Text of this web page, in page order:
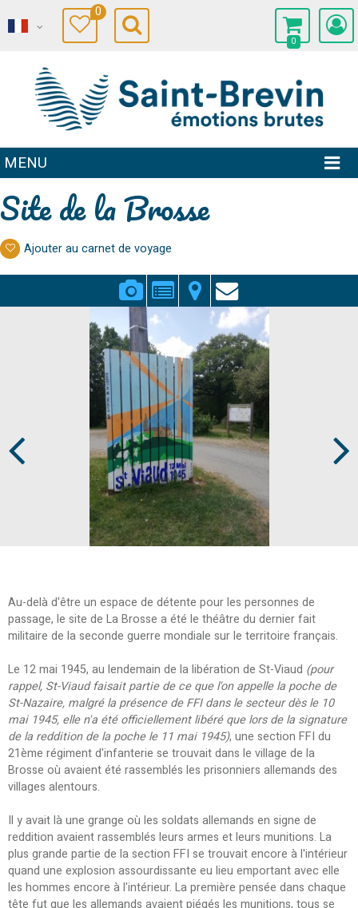
0
0
MENU
Site de la Brosse
Ajouter au carnet de voyage
Au-delà d'être un espace de détente pour les personnes de
passage, le site de La Brosse a été le théâtre du dernier fait
militaire de la seconde guerre mondiale sur le territoire français.
Le 12 mai 1945, au lendemain de la libération de St-Viaud (pour
rappel, St-Viaud faisait partie de ce que l'on appelle la poche de
St-Nazaire, malgré la présence de FFI dans le secteur dès le 10
mai 1945, elle n'a été officiellement libéré que lors de la signature
de la reddition de la poche le 11 mai 1945), une section FFI du
21ème régiment d'infanterie se trouvait dans le village de la
Brosse où avaient été rassemblés les prisonniers allemands des
villages alentours.
Il y avait là une grange où les soldats allemands en signe de
reddition avaient rassemblés leurs armes et leurs munitions. La
plus grande partie de la section FFI se trouvait encore à l'intérieur
quand une explosion assourdissante eu lieu emportant avec elle
les hommes encore à l'intérieur. La première pensée dans chaque
tête fut que les allemands avaient piégés les munitions, tous se